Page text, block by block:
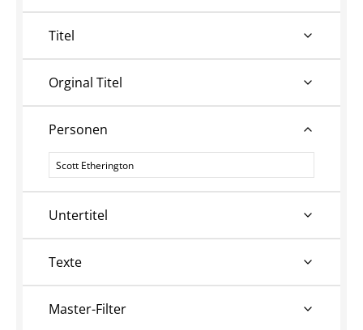
Titel
Orginal Titel
Personen
Personen
Untertitel
Texte
Master-Filter